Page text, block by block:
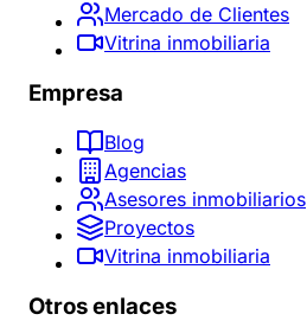
Mercado de Clientes
Vitrina inmobiliaria
Empresa
Blog
Agencias
Asesores inmobiliarios
Proyectos
Vitrina inmobiliaria
Otros enlaces